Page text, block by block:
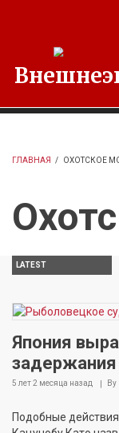
ГЛАВНАЯ / ОХОТСКОЕ
LATEST
Япония
задержания
5 лет 2 месяца назад By
Подобные действия